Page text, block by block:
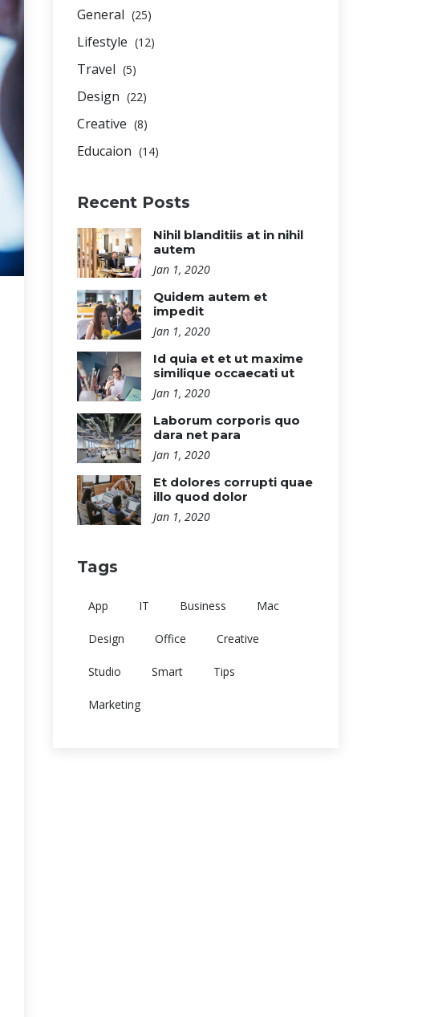
General (25)
Lifestyle (12)
Travel (5)
Design (22)
Creative (8)
Educaion (14)
Recent Posts
Nihil blanditiis at in nihil
autem
Jan 1, 2020
Quidem autem et
impedit
Jan 1, 2020
Id quia et et ut maxime
similique occaecati ut
Jan 1, 2020
Laborum corporis quo
dara net para
Jan 1, 2020
Et dolores corrupti quae
illo quod dolor
Jan 1, 2020
Tags
App IT Business Mac
Design Office Creative
Studio Smart Tips
Marketing